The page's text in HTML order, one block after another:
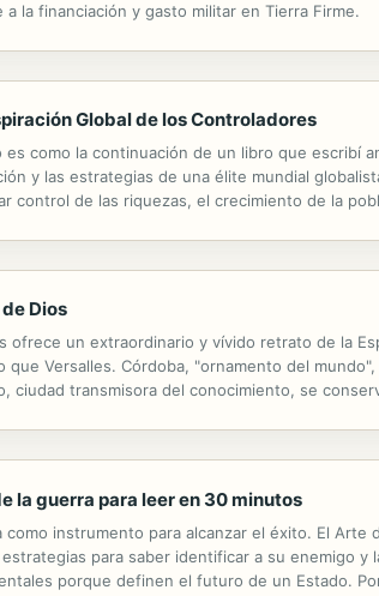
a la financiación y gasto militar en Tierra Firme.
Global de los Controladores
es como la continuación de un libro que escribí
y las estrategias de una élite mundial
control de las riquezas, el crecimiento de la
Dios
ofrece un extraordinario y vívido retrato de la
que Versalles. Córdoba, "ornamento del
ciudad transmisora del conocimiento, se
la guerra para leer en 30 minutos
como instrumento para alcanzar el éxito. El
para saber identificar a su enemigo y
porque definen el futuro de un Estado.